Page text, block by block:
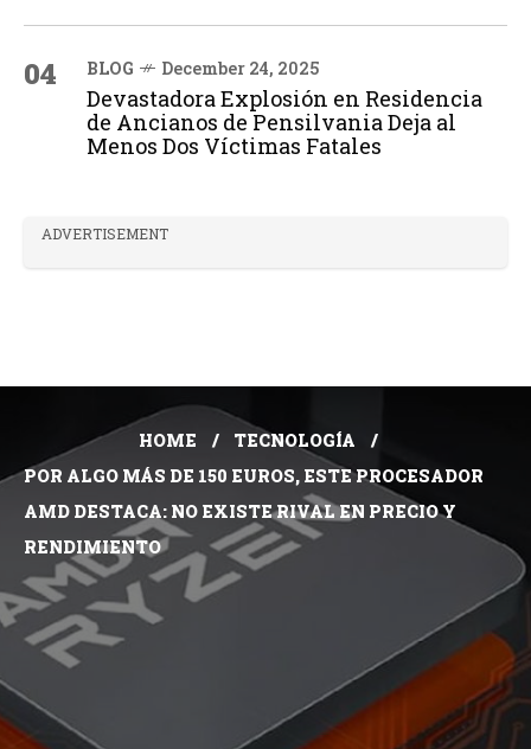
04 BLOG December 24, 2025
Devastadora Explosión en Residencia
de Ancianos de Pensilvania Deja al
Menos Dos Víctimas Fatales
ADVERTISEMENT
HOME
TECNOLOGÍA
POR ALGO MÁS DE 150 EUROS, ESTE PROCESADOR
AMD DESTACA: NO EXISTE RIVAL EN PRECIO Y
RENDIMIENTO